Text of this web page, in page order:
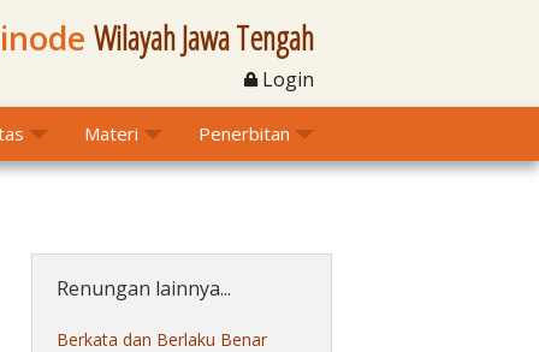
Wilayah Jawa Tengah
Login
Materi Penerbitan
Renungan lainnya...
Berkata dan Berlaku Benar